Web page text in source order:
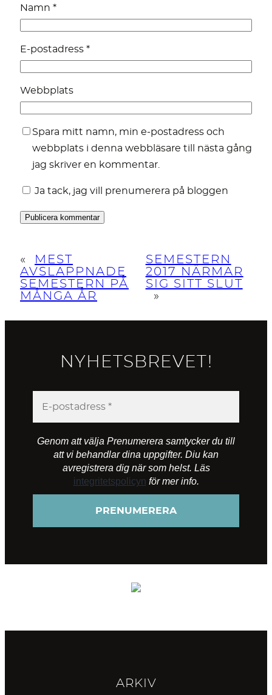
Namn *
E-postadress *
Webbplats
Spara mitt namn, min e-postadress och
webbplats i denna webbläsare till nästa gång
jag skriver en kommentar.
Ja tack, jag vill prenumerera på bloggen
«
MEST
AVSLAPPNADE
SEMESTERN PÅ
MÅNGA ÅR
SEMESTERN
2017 NÄRMAR
SIG SITT SLUT
»
NYHETSBREVET!
Genom att välja Prenumerera samtycker du till
att vi behandlar dina uppgifter. Diu kan
avregistrera dig när som helst. Läs
integritetspolicyn för mer info.
ARKIV